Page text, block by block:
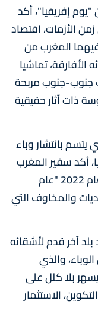
لموضوع نسخة 2022 من "يوم إفريقيا"، أكد
الأزمات، اقتصاد
فيهما المغرب من
تماشيا
جنوب-جنوب مربحة
ذات آثار حقيقية
يتسم بانتشار وباء
أكد سفير المغرب
أن قرار 54 من القادة الأفارقة جعل العام 2022 "عام
والمخاوف التي
آخر قدم لأشقائه
والذي
بلا كلل على
الاستثمار